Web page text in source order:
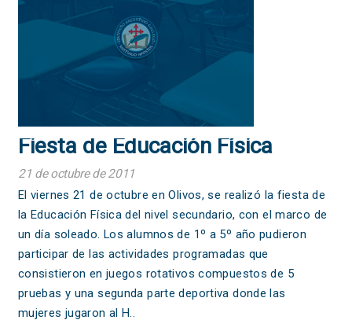
Fiesta de Educación Física
21 de octubre de 2011
El viernes 21 de octubre en Olivos, se realizó la fiesta de
la Educación Física del nivel secundario, con el marco de
un día soleado. Los alumnos de 1º a 5º año pudieron
participar de las actividades programadas que
consistieron en juegos rotativos compuestos de 5
pruebas y una segunda parte deportiva donde las
mujeres jugaron al H..